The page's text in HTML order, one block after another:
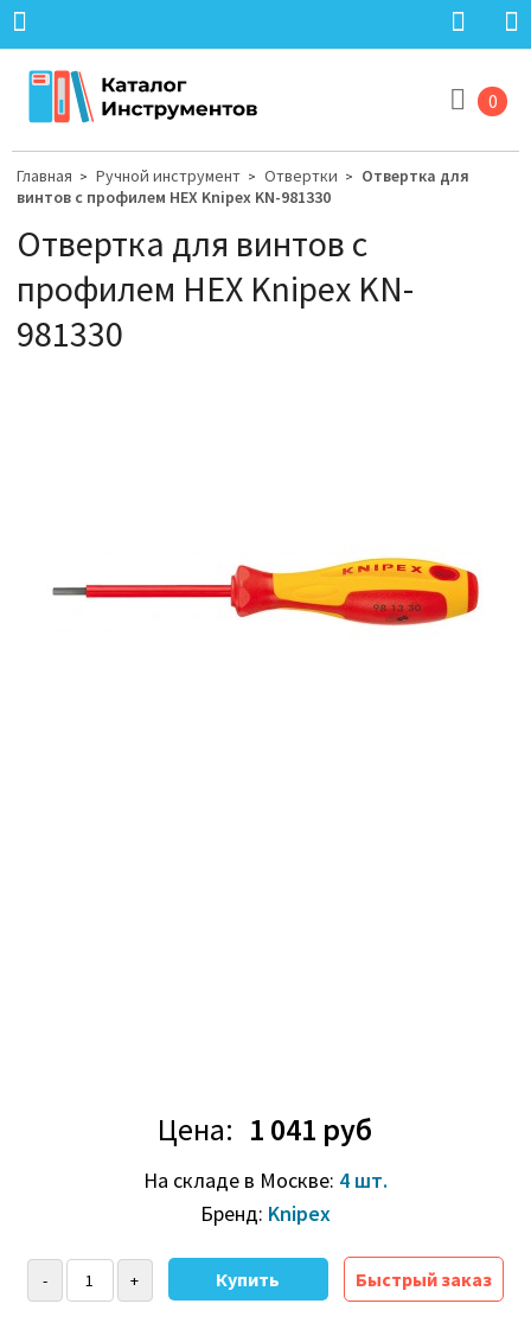
0
Главная > Ручной инструмент > Отвертки > Отвертка для
винтов с профилем HEX Knipex KN-981330
Отвертка для винтов с
профилем HEX Knipex KN-
981330
Цена: 1 041 руб
На складе в Москве: 4 шт.
Бренд: Knipex
Быстрый заказ